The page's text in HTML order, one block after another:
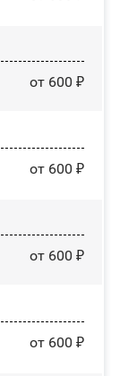
от 600 ₽
от 600 ₽
от 600 ₽
от 600 ₽